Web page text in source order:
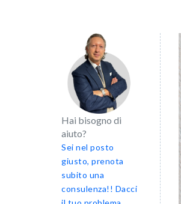
Hai bisogno di
aiuto?
Sei nel posto
giusto, prenota
subito una
consulenza!! Dacci